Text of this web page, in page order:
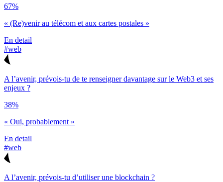
67%
« (Re)venir au télécom et aux cartes postales »
En detail
#web
A l’avenir, prévois-tu de te renseigner davantage sur le Web3 et ses
enjeux ?
38%
« Oui, probablement »
En detail
#web
A l’avenir, prévois-tu d’utiliser une blockchain ?